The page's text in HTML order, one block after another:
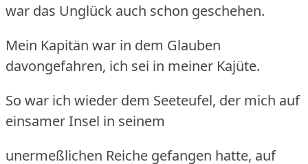
war das Unglück auch schon geschehen.
Mein Kapitän war in dem Glauben
davongefahren, ich sei in meiner Kajüte.
So war ich wieder dem Seeteufel, der mich auf
einsamer Insel in seinem
unermeßlichen Reiche gefangen hatte, auf